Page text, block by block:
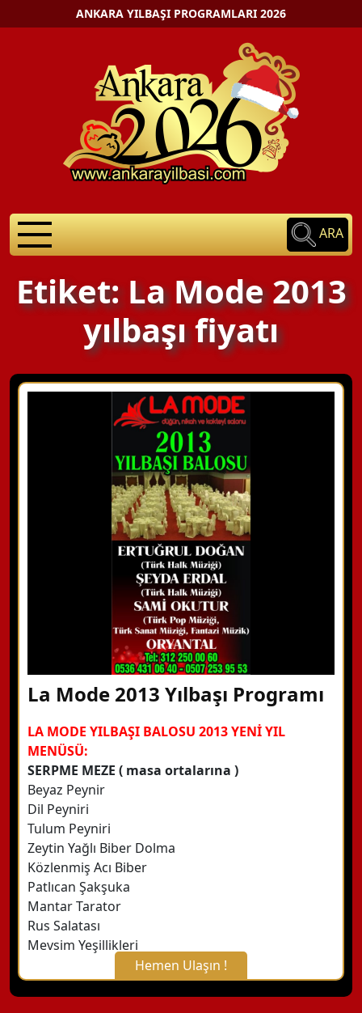
ANKARA YILBAŞI PROGRAMLARI 2026
ARA
Etiket: La Mode 2013
yılbaşı fiyatı
La Mode 2013 Yılbaşı Programı
LA MODE YILBAŞI BALOSU 2013 YENİ YIL
MENÜSÜ:
SERPME MEZE ( masa ortalarına )
Beyaz Peynir
Dil Peyniri
Tulum Peyniri
Zeytin Yağlı Biber Dolma
Közlenmiş Acı Biber
Patlıcan Şakşuka
Mantar Tarator
Rus Salatası
Mevsim Yeşillikleri
Hemen Ulaşın !
X Kapat